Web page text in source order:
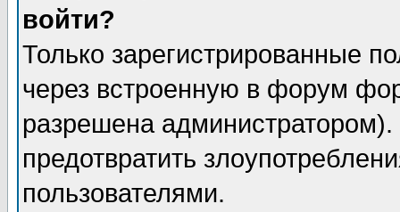
войти?
Только зарегистрированные
через встроенную в форум
разрешена
предотвратить
пользователями.